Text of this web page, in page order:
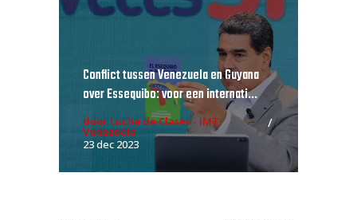
Conflict tussen Venezuela en Guyana
over Essequibo: voor een internati...
door Lucha de Clases - IMT
Venezuela
23 dec 2023